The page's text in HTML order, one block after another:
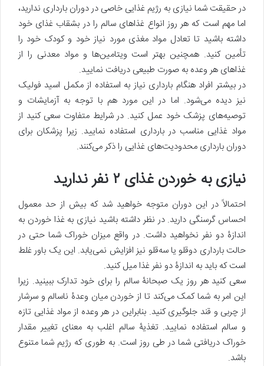
در حقیقت شما نیازی به رژیم غذایی خاصی در دوران بارداری ندارید،
اما مهم است که هر روز انواع غذاهای سالم را در بشقاب غذای خود
داشته باشید تا تعادل مواد مغذی مورد نیاز خود و کودک خود را
تأمین کنید. همچنین بهتر است ویتامین‌ها و مواد معدنی را از
غذاهای هر وعده به صورت طبیعی دریافت نمایید.
در بیشتر افراد هنگام بارداری نیاز به استفاده از مکمل اسید فولیک
نیز دیده می‌شود. اما در این مورد هم با توجه به آزمایشات و
توصیه‌های پزشک خود عمل کنید. در شرایط متفاوت سعی کنید از
مواد غذایی مناسب در بارداری استفاده نمایید. زیرا پزشکان برای
دوران بارداری محدودیت‌های غذایی را ذکر می‌کنند.
نیازی به خوردن غذای ۲ نفر ندارید
احتمالاً در این دوران متوجه خواهید شد که بیش از حد معمول
احساس گرسنگی دارید. در نظر داشته باشید نیازی به غذا خوردن به
اندازۀ دو نفر نخواهید داشت. در واقع میزان خوراک شما حتی در
حالت بارداری دوقلو یا سه‌قلو نیز افزایش نمی‌یابد. این یک باور غلط
است که باید به اندازۀ دو نفر غذا میل کنید.
سعی کنید هر روز یک صبحانۀ سالم را برای خود تدارک ببینید. زیرا
این امر به شما کمک می‌کند تا از خوردن میان وعدۀ ناسالم و سرشار
از چربی و قند جلوگیری کنید. بنابراین در هر وعده از مواد غذایی تازه
و سالم استفاده نمایید. تغذیۀ سالم اغلب به معنای تغییر مقدار
خوراک دریافتی شما در طی روز است. به طوری که رژیم شما متنوع
باشد.